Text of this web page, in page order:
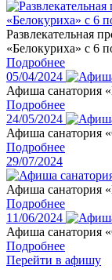
Развлекательная
«Белокуриха» с 6
Подробнее
05/04/2024
Афиша санатория
Подробнее
24/05/2024
Афиша санатория
Подробнее
29/07/2024
Афиша санатория
Подробнее
11/06/2024
Афиша санатория
Подробнее
Перейти в афишу